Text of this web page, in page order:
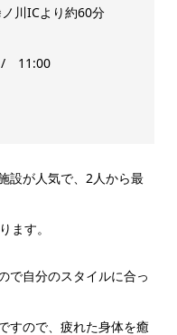
川ICより約60分
/ 11:00
設が人気で、2人から最
ます。
で自分のスタイルに合っ
すので、疲れた身体を癒